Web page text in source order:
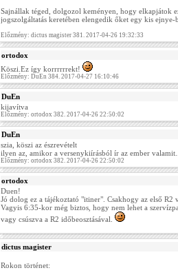
Sajnállak téged, dolgozol keményen, hogy elkapjátok
jogszolgáltatás keretében elengedik őket egy kis ejnye-
Előzmény: dictus magister 381. 2017-04-26 19:32:33
ortodox
Köszi.Ez így korrrrrrekt!
Előzmény: DuEn 384. 2017-04-27 16:10:46
DuEn
kijavítva
Előzmény: ortodox 382. 2017-04-26 22:50:02
DuEn
szia, köszi az észrevételt
ilyen az, amikor a versenykiírásból ír az ember
Előzmény: ortodox 382. 2017-04-26 22:50:02
ortodox
Duen!
Jó dolog ez a tájékoztató "itiner". Csakhogy az első
Vagyis 6:35-kor még biztos, hogy nem lehet a
vagy csúszva a R2 időbeosztásával.
dictus magister
Rokon történet: